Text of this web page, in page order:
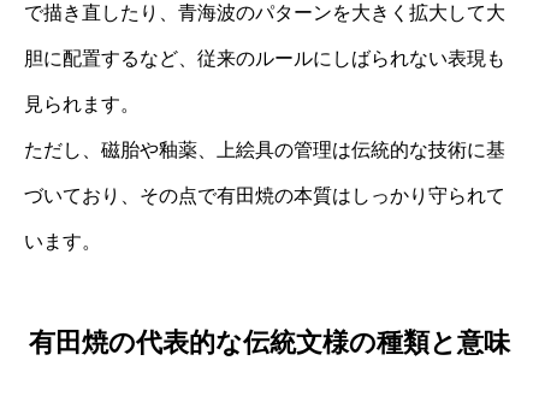
で描き直したり、青海波のパターンを大きく拡大して大
胆に配置するなど、従来のルールにしばられない表現も
見られます。
ただし、磁胎や釉薬、上絵具の管理は伝統的な技術に基
づいており、その点で有田焼の本質はしっかり守られて
います。
有田焼の代表的な伝統文様の種類と意味